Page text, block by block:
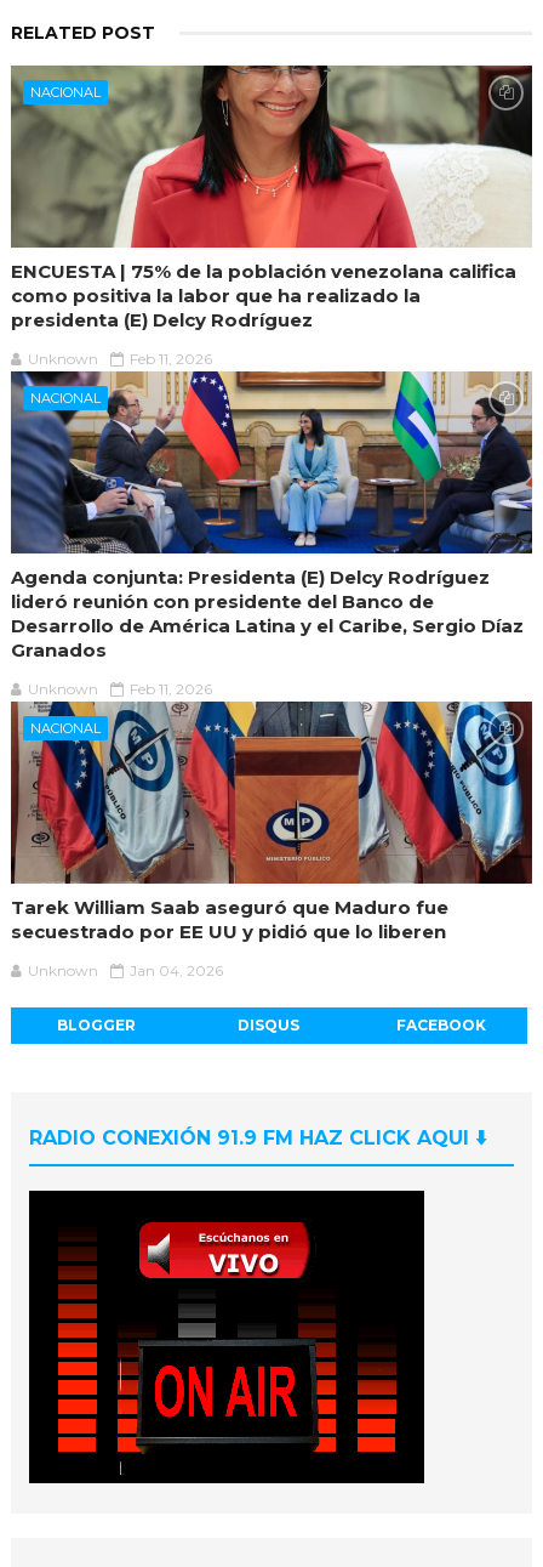
RELATED POST
NACIONAL
ENCUESTA | 75% de la población venezolana califica
como positiva la labor que ha realizado la
presidenta (E) Delcy Rodríguez
Unknown Feb 11, 2026
NACIONAL
Agenda conjunta: Presidenta (E) Delcy Rodríguez
lideró reunión con presidente del Banco de
Desarrollo de América Latina y el Caribe, Sergio Díaz
Granados
Unknown Feb 11, 2026
NACIONAL
Tarek William Saab aseguró que Maduro fue
secuestrado por EE UU y pidió que lo liberen
Unknown Jan 04, 2026
BLOGGER DISQUS FACEBOOK
RADIO CONEXIÓN 91.9 FM HAZ CLICK AQUI ⬇️